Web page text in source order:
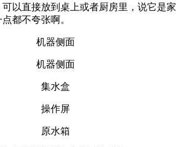
以直接放到桌上或者厨房里，说它是家
都不夸张啊。
机器侧面
机器侧面
集水盒
操作屏
原水箱